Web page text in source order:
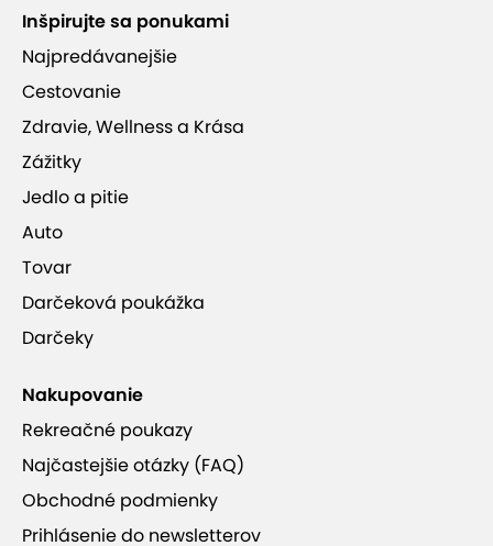
Inšpirujte sa ponukami
Najpredávanejšie
Cestovanie
Zdravie, Wellness a Krása
Zážitky
Jedlo a pitie
Auto
Tovar
Darčeková poukážka
Darčeky
Nakupovanie
Rekreačné poukazy
Najčastejšie otázky (FAQ)
Obchodné podmienky
Prihlásenie do newsletterov